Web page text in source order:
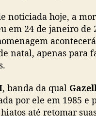
noticiada hoje, a
em 24 de janeiro de
natal, apenas para
, banda da qual
por ele em 1985 e
até retomar